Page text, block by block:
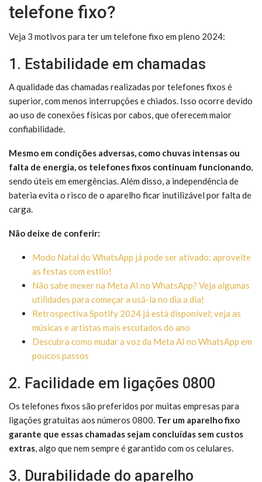
telefone fixo?
Veja 3 motivos para ter um telefone fixo em pleno 2024:
1. Estabilidade em chamadas
A qualidade das chamadas realizadas por telefones fixos é
superior, com menos interrupções e chiados. Isso ocorre devido
ao uso de conexões físicas por cabos, que oferecem maior
confiabilidade.
Mesmo em condições adversas, como chuvas intensas ou
falta de energia, os telefones fixos continuam funcionando,
sendo úteis em emergências. Além disso, a independência de
bateria evita o risco de o aparelho ficar inutilizável por falta de
carga.
Não deixe de conferir:
Modo Natal do WhatsApp já pode ser ativado: aproveite
as festas com estilo!
Não sabe mexer na Meta AI no WhatsApp? Veja algumas
utilidades para começar a usá-la no dia a dia!
Retrospectiva Spotify 2024 já está disponível; veja as
músicas e artistas mais escutados do ano
Descubra como mudar a voz da Meta AI no WhatsApp em
poucos passos
2. Facilidade em ligações 0800
Os telefones fixos são preferidos por muitas empresas para
ligações gratuitas aos números 0800. Ter um aparelho fixo
garante que essas chamadas sejam concluídas sem custos
extras, algo que nem sempre é garantido com os celulares.
3. Durabilidade do aparelho